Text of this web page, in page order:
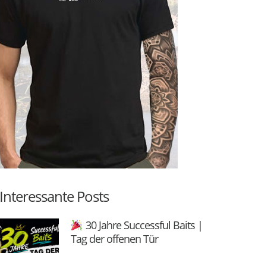
Interessante Posts
30 Jahre Successful Baits |
Tag der offenen Tür